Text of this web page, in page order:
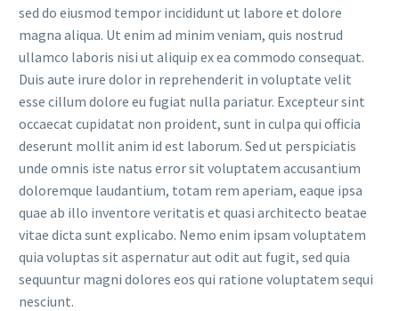
sed do eiusmod tempor incididunt ut labore et dolore
magna aliqua. Ut enim ad minim veniam, quis nostrud
ullamco laboris nisi ut aliquip ex ea commodo consequat.
Duis aute irure dolor in reprehenderit in voluptate velit
esse cillum dolore eu fugiat nulla pariatur. Excepteur sint
occaecat cupidatat non proident, sunt in culpa qui officia
deserunt mollit anim id est laborum. Sed ut perspiciatis
unde omnis iste natus error sit voluptatem accusantium
doloremque laudantium, totam rem aperiam, eaque ipsa
quae ab illo inventore veritatis et quasi architecto beatae
vitae dicta sunt explicabo. Nemo enim ipsam voluptatem
quia voluptas sit aspernatur aut odit aut fugit, sed quia
sequuntur magni dolores eos qui ratione voluptatem sequi
nesciunt.